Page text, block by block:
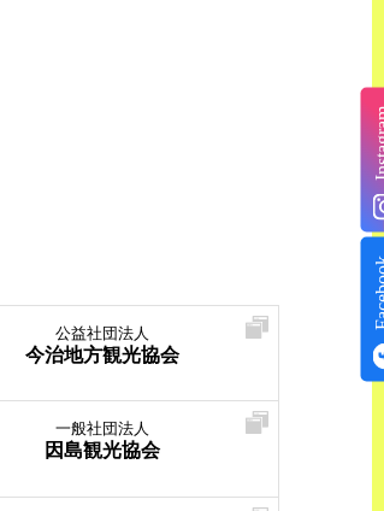
公益社団法人
今治地方観光協会
一般社団法人
因島観光協会